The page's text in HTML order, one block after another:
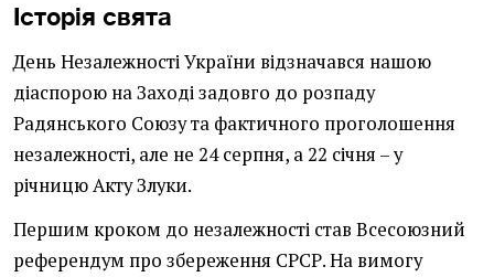
Історія свята
День Незалежності України відзначався нашою
діаспорою на Заході задовго до розпаду
Радянського Союзу та фактичного проголошення
незалежності, але не 24 серпня, а 22 січня – у
річницю Акту Злуки.
Першим кроком до незалежності став Всесоюзний
референдум про збереження СРСР. На вимогу